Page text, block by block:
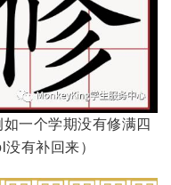
一个学期没有修满四
有补回来）